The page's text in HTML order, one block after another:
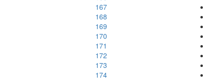
167
168
169
170
171
172
173
174